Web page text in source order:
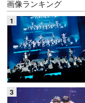
画像ランキング